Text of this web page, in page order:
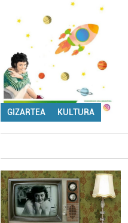
GIZARTEA KULTURA